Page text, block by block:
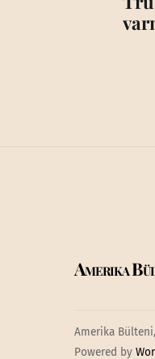
Amerika
Amerika
Powered by